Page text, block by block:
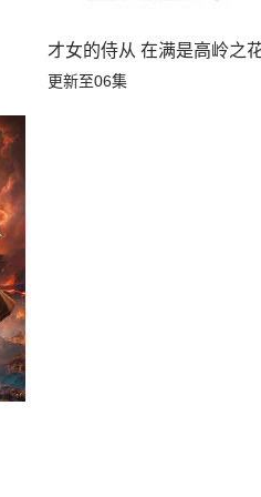
才女的侍从 在满是高岭之
更新至06集